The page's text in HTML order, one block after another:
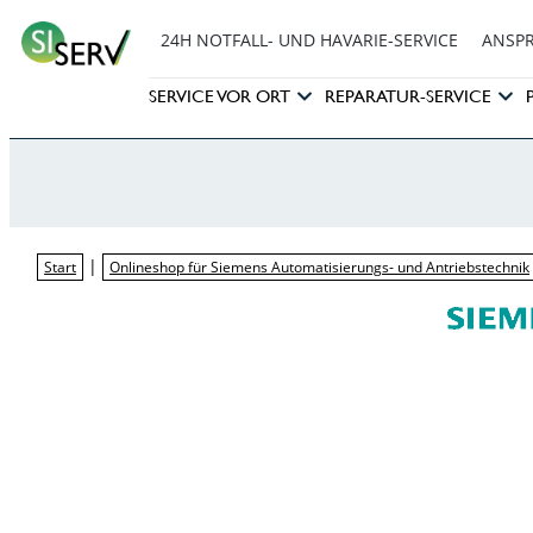
24H NOTFALL- UND HAVARIE-SERVICE
SERVICE VOR ORT REPARATUR-SERVICE
Start | Onlineshop für Siemens Automatisierungs- und Antriebstechnik